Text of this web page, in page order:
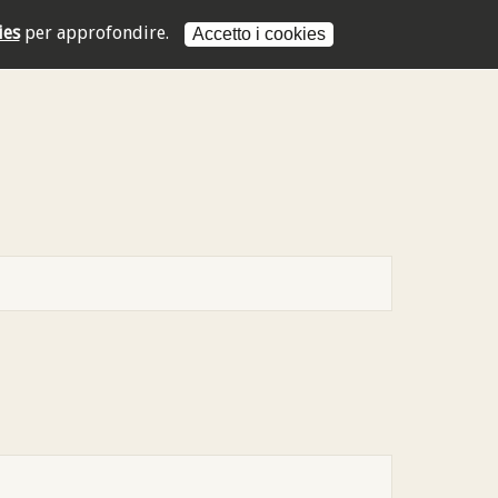
per approfondire. Accetto i cookies